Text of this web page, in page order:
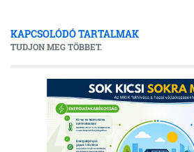
KAPCSOLÓDÓ TARTALMAK
TUDJON MEG TÖBBET.